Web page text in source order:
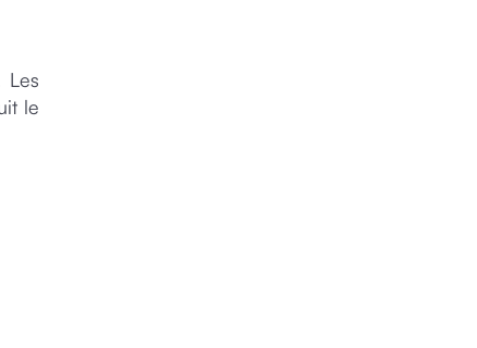
Les
le